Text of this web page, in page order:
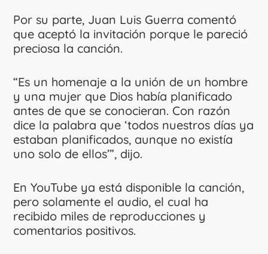
Por su parte, Juan Luis Guerra comentó
que aceptó la invitación porque le pareció
preciosa la canción.
“Es un homenaje a la unión de un hombre
y una mujer que Dios había planificado
antes de que se conocieran. Con razón
dice la palabra que ‘todos nuestros días ya
estaban planificados, aunque no existía
uno solo de ellos’”, dijo.
En YouTube ya está disponible la canción,
pero solamente el audio, el cual ha
recibido miles de reproducciones y
comentarios positivos.